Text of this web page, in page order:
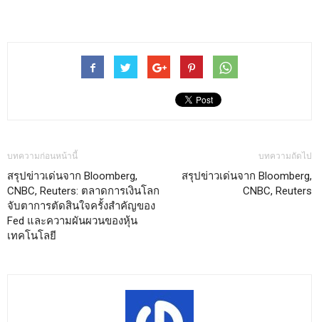
บทความก่อนหน้านี้
สรุปข่าวเด่นจาก Bloomberg,
CNBC, Reuters: ตลาดการเงินโลก
จับตาการตัดสินใจครั้งสำคัญของ
Fed และความผันผวนของหุ้น
เทคโนโลยี
บทความถัดไป
สรุปข่าวเด่นจาก Bloomberg,
CNBC, Reuters